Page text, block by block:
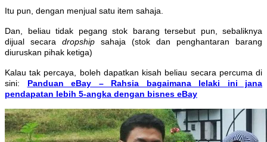
Itu pun, dengan menjual satu item sahaja.
Dan, beliau tidak pegang stok barang tersebut pun, sebaliknya
dijual secara dropship sahaja (stok dan penghantaran barang
diuruskan pihak ketiga)
Kalau tak percaya, boleh dapatkan kisah beliau secara percuma di
sini: Panduan eBay – Rahsia bagaimana lelaki ini jana
pendapatan lebih 5-angka dengan bisnes eBay